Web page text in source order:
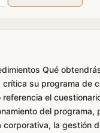
Qué
su programa de
el
del programa,
la gestión